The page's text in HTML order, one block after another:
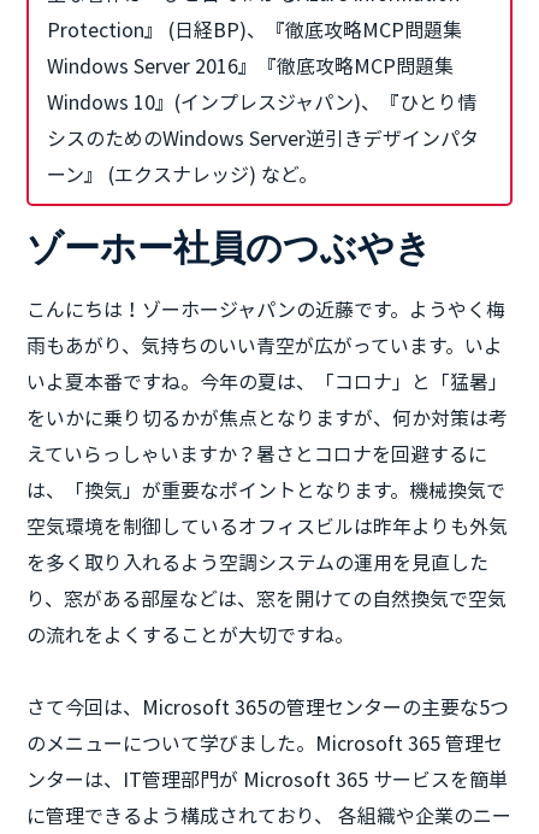
Protection』 (日経BP)、『徹底攻略MCP問題集
Windows Server 2016』『徹底攻略MCP問題集
Windows 10』(インプレスジャパン)、『ひとり情
シスのためのWindows Server逆引きデザインパタ
ーン』 (エクスナレッジ) など。
ゾーホー社員のつぶやき
こんにちは！ゾーホージャパンの近藤です。ようやく梅
雨もあがり、気持ちのいい青空が広がっています。いよ
いよ夏本番ですね。今年の夏は、「コロナ」と「猛暑」
をいかに乗り切るかが焦点となりますが、何か対策は考
えていらっしゃいますか？暑さとコロナを回避するに
は、「換気」が重要なポイントとなります。機械換気で
空気環境を制御しているオフィスビルは昨年よりも外気
を多く取り入れるよう空調システムの運用を見直した
り、窓がある部屋などは、窓を開けての自然換気で空気
の流れをよくすることが大切ですね。
さて今回は、Microsoft 365の管理センターの主要な5つ
のメニューについて学びました。Microsoft 365 管理セ
ンターは、IT管理部門が Microsoft 365 サービスを簡単
に管理できるよう構成されており、 各組織や企業のニー